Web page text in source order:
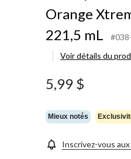
Orange
221,5 mL
Voir détails du
5,99 $
Mieux notés
Inscrivez-vous